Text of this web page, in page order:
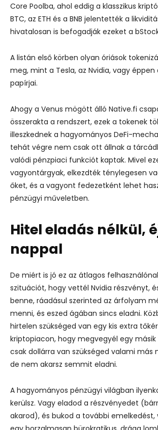
Core Poolba, ahol eddig a klasszikus
BTC, az ETH és a BNB jelentették a
hivatalosan is befogadják ezeket a
A listán első körben olyan óriások
meg, mint a Tesla, az Nvidia, vagy éppen
papírjai.
Ahogy a Venus mögött álló Native.fi
összerakta a rendszert, ezek a tokenek
illeszkednek a hagyományos DeFi-
tehát végre nem csak ott állnak a
valódi pénzpiaci funkciót kaptak. Mivel
vagyontárgyak, elkezdték ténylegesen
őket, és a vagyont fedezetként lehet
pénzügyi műveletben.
Hitel eladás nélkül,
nappal
De miért is jó ez az átlagos
szituációt, hogy vettél Nvidia részvényt,
benne, ráadásul szerinted az árfolyam
menni, és eszed ágában sincs eladni.
hirtelen szükséged van egy kis extra
kriptopiacon, hogy megvegyél egy
csak dollárra van szükséged valami más
de nem akarsz semmit eladni.
A hagyományos pénzügyi világban
kerülsz. Vagy eladod a részvényedet
akarod), és bukod a további emelkedést,